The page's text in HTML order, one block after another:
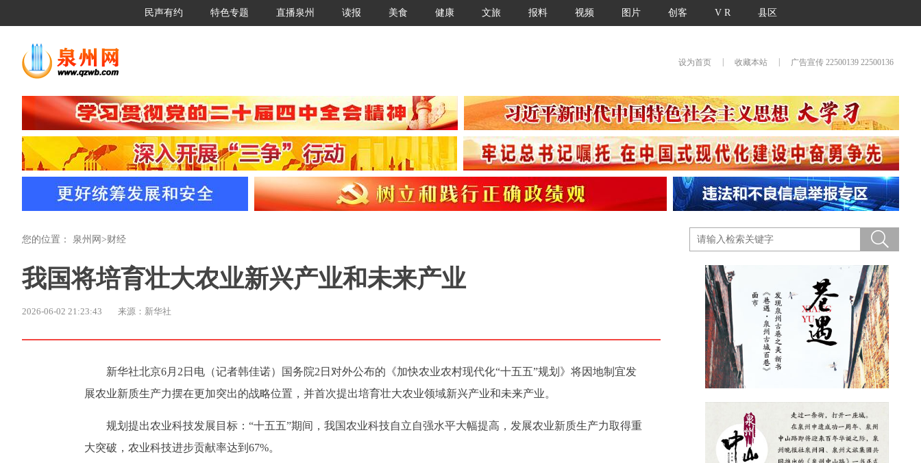
民声有约 特色专题 直播泉州 读报 美食 健康 文旅 报料 视频 图片 创客 V R 县区
设为首页 收藏本站 广告宣传 22500139 22500136
您的位置： 泉州网 >财经
我国将培育壮大农业新兴产业和未来产业
2026-06-02 21:23:43 来源：新华社
新华社北京6月2日电（记者韩佳诺）国务院2日对外公布的《加快农业农村现代化“十五五”规划》将因地制宜发
展农业新质生产力摆在更加突出的战略位置，并首次提出培育壮大农业领域新兴产业和未来产业。
规划提出农业科技发展目标：“十五五”期间，我国农业科技自立自强水平大幅提高，发展农业新质生产力取得重
大突破，农业科技进步贡献率达到67%。